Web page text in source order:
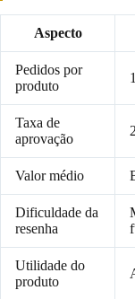
Aspecto
Pedidos por
produto
Taxa de
aprovação
Valor médio
Dificuldade da
resenha
Utilidade do
produto